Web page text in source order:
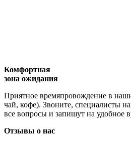
Комфортная
зона ожидания
Приятное времяпровождение в
чай, кофе). Звоните, специалисты
все вопросы и запишут на удобное
Отзывы о нас